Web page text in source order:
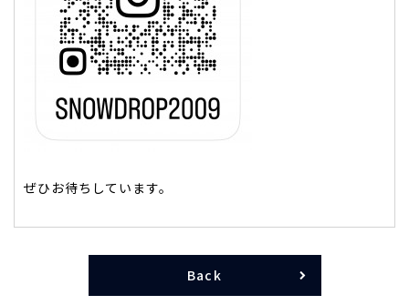
ぜひお待ちしています。
Back